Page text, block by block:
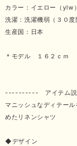
カラー：イエロー（ylw）
洗濯：洗濯機弱（３０度
生産国：日本
＊モデル １６２ｃｍ
---------- アイテム
マニッシュなディテー
めたリネンシャツ
◆デザイン